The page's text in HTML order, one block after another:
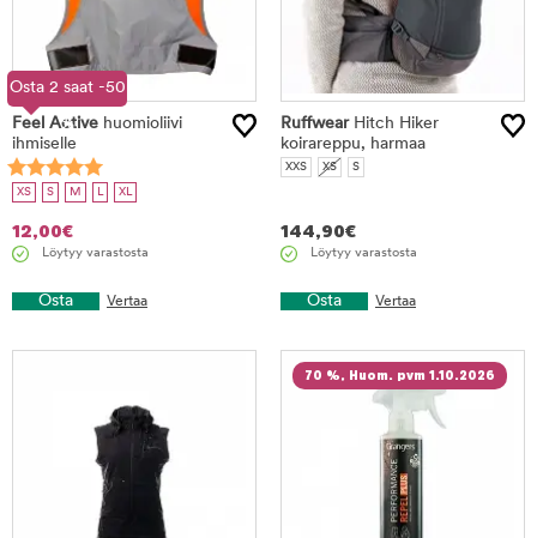
Osta 2 saat -50
%
Feel Active huomioliivi
ihmiselle
XS S M L XL
12,00€
Löytyy varastosta
Osta Vertaa
RuffwearHitch Hiker
koirareppu, harmaa
XXS XS S
144,90€
Löytyy varastosta
Osta Vertaa
70 %, Huom. pvm 1.10.2026